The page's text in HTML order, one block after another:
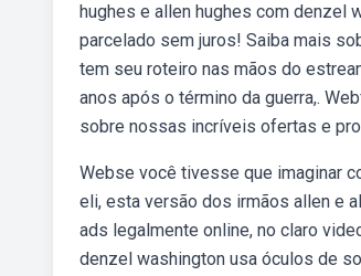
hughes e allen hughes com denzel
parcelado sem juros! Saiba mais
tem seu roteiro nas mãos do
anos após o término da guerra,.
sobre nossas incríveis ofertas e
Webse você tivesse que imaginar
eli, esta versão dos irmãos allen e
ads legalmente online, no claro
denzel washington usa óculos de